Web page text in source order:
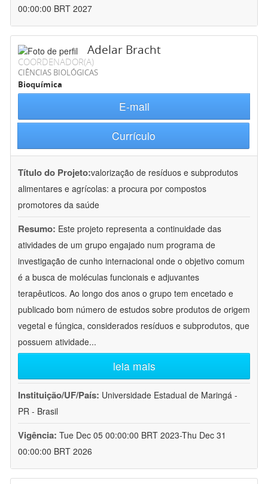
00:00:00 BRT 2027
Adelar Bracht
COORDENADOR(A)
CIÊNCIAS BIOLÓGICAS
Bioquímica
E-mail
Currículo
Título do Projeto:valorização de resíduos e subprodutos
alimentares e agrícolas: a procura por compostos
promotores da saúde
Resumo: Este projeto representa a continuidade das
atividades de um grupo engajado num programa de
investigação de cunho internacional onde o objetivo comum
é a busca de moléculas funcionais e adjuvantes
terapêuticos. Ao longo dos anos o grupo tem encetado e
publicado bom número de estudos sobre produtos de origem
vegetal e fúngica, considerados resíduos e subprodutos, que
possuem atividade...
leia mais
Instituição/UF/País: Universidade Estadual de Maringá -
PR - Brasil
Vigência: Tue Dec 05 00:00:00 BRT 2023-Thu Dec 31
00:00:00 BRT 2026